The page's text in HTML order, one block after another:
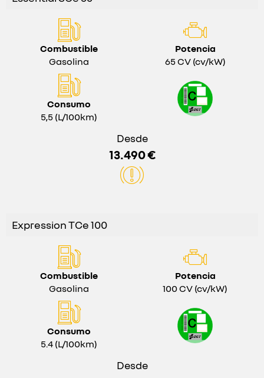
Combustible
Gasolina
Potencia
65 CV (cv/kW)
Consumo
5,5 (L/100km)
Desde
13.490 €
Expression TCe 100
Combustible
Gasolina
Potencia
100 CV (cv/kW)
Consumo
5.4 (L/100km)
Desde